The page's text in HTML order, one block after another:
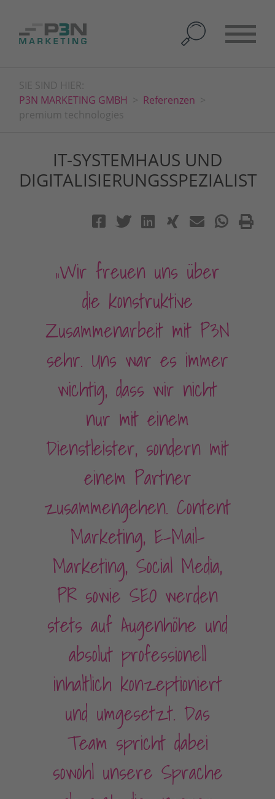
SIE SIND HIER:
P3N MARKETING GMBH
Referenzen
premium technologies
IT-SYSTEMHAUS UND
DIGITALISIERUNGSSPEZIALIST
„Wir freuen uns über
die konstruktive
Zusammenarbeit mit P3N
sehr. Uns war es immer
wichtig, dass wir nicht
nur mit einem
Dienstleister, sondern mit
einem Partner
zusammengehen. Content
Marketing, E-Mail-
Marketing, Social Media,
PR sowie SEO werden
stets auf Augenhöhe und
absolut professionell
inhaltlich konzeptioniert
und umgesetzt. Das
Team spricht dabei
sowohl unsere Sprache